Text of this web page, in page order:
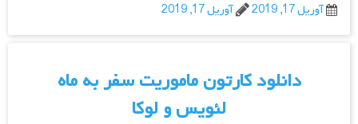
آوریل 17, 2019
آوریل 17, 2019
دانلود کارتون ماموریت سفر به ماه
لئویس و لوکا